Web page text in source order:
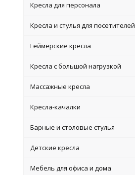
Кресла для персонала
Кресла и стулья для посетителей
Геймерские кресла
Кресла с большой нагрузкой
Массажные кресла
Кресла-качалки
Барные и столовые стулья
Детские кресла
Мебель для офиса и дома